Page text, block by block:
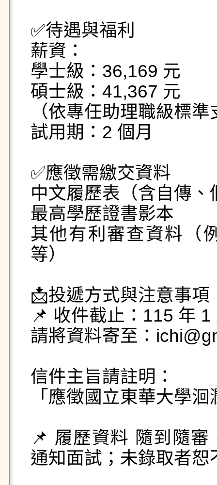
✅待遇與福利
薪資：
學士級：36,169 元
碩士級：41,367 元
（依專任助理職級標準
試用期：2 個月
✅應徵需繳交資料
中文履歷表（含自傳、
最高學歷證書影本
其他有利審查資料（
等）
📩投遞方式與注意事項
📌 收件截止：115 年
請將資料寄至：
信件主旨請註明：
「應徵國立東華大學
📌 履歷資料 隨到隨
通知面試；未錄取者恕